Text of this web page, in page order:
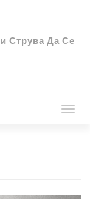
Струва Да Се